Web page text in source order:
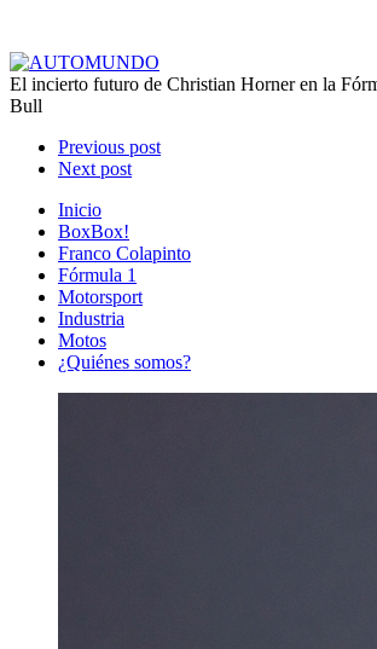
El incierto futuro de Christian Horner en la
Bull
Previous post
Next post
Inicio
BoxBox!
Franco Colapinto
Fórmula 1
Motorsport
Industria
Motos
¿Quiénes somos?